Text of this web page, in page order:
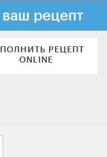
рецепт
РЕЦЕПТ
ONLINE